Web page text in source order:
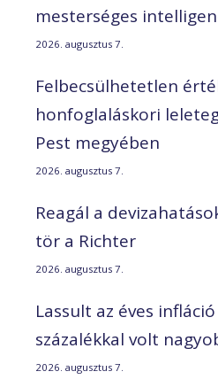
mesterséges
2026. augusztus 7.
Felbecsülhetetlen
honfoglaláskori
Pest megyében
2026. augusztus 7.
Reagál a
tör a Richter
2026. augusztus 7.
Lassult az éves
százalékkal volt
2026. augusztus 7.